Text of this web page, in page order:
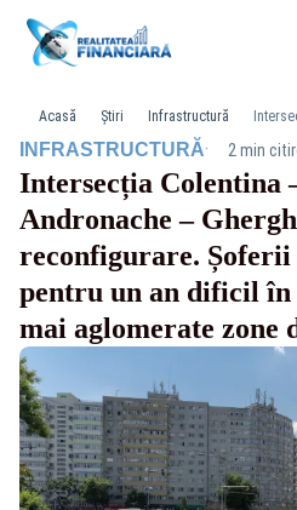
Acasă Știri Infrastructură
INFRASTRUCTURĂ· 2 min
Intersecția Colentina
Andronache –
reconfigurare. Șoferii
pentru un an dificil în
mai aglomerate zone